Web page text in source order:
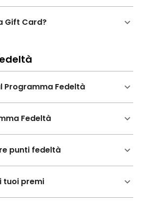
Gift Card?
Programma Fedeltà
Fedeltà
punti fedeltà
tuoi premi